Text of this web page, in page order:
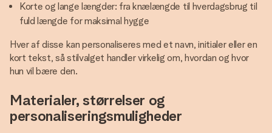
Korte og lange længder: fra knælængde til hverdagsbrug til
fuld længde for maksimal hygge
Hver af disse kan personaliseres med et navn, initialer eller en
kort tekst, så stilvalget handler virkelig om, hvordan og hvor
hun vil bære den.
Materialer, størrelser og
personaliseringsmuligheder